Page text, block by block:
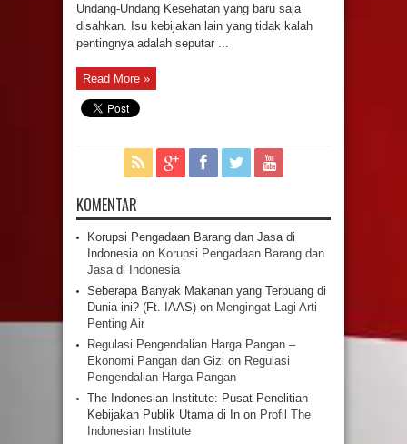
Undang-Undang Kesehatan yang baru saja
disahkan. Isu kebijakan lain yang tidak kalah
pentingnya adalah seputar ...
Read More »
KOMENTAR
Korupsi Pengadaan Barang dan Jasa di
Indonesiaon Korupsi Pengadaan Barang dan
Jasa di Indonesia
Seberapa Banyak Makanan yang Terbuang di
Dunia ini? (Ft. IAAS) on Mengingat Lagi Arti
Penting Air
Regulasi Pengendalian Harga Pangan –
Ekonomi Pangan dan Gizi on Regulasi
Pengendalian Harga Pangan
The Indonesian Institute: Pusat Penelitian
Kebijakan Publik Utama di In on Profil The
Indonesian Institute